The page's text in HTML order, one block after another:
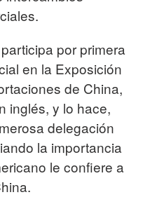
por primera
en la Exposición
de China,
inglés, y lo hace,
delegación
la importancia
le confiere a